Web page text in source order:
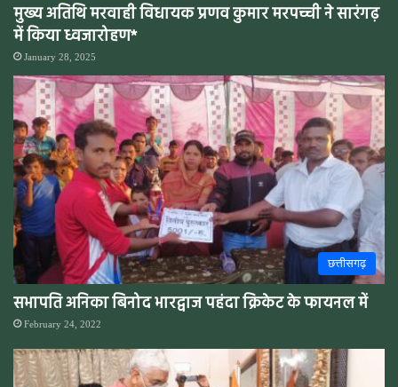
मुख्य अतिथि मरवाही विधायक प्रणव कुमार मरपच्ची ने सारंगढ़
में किया ध्वजारोहण*
January 28, 2025
छत्तीसगढ़
सभापति अनिका बिनोद भारद्वाज पहंदा क्रिकेट के फायनल में
February 24, 2022